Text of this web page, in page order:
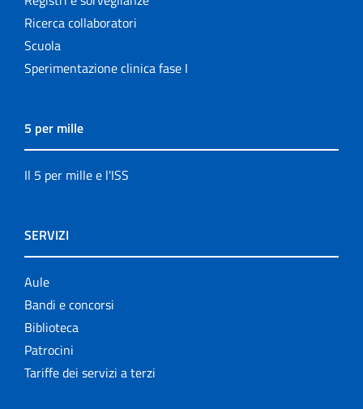
Ricerca collaboratori
Scuola
Sperimentazione clinica fase I
5 per mille
Il 5 per mille e l'ISS
SERVIZI
Aule
Bandi e concorsi
Biblioteca
Patrocini
Tariffe dei servizi a terzi